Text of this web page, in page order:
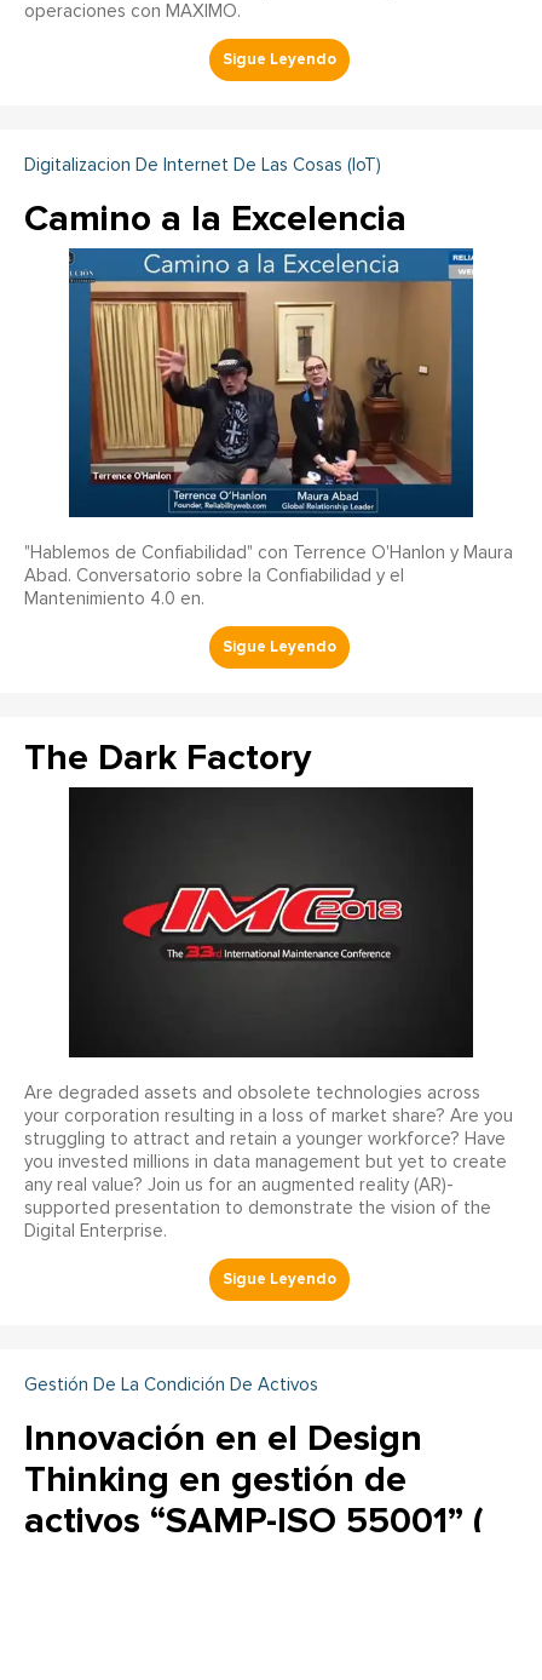
operaciones con MAXIMO.
Digitalizacion De Internet De Las Cosas (IoT)
Camino a la Excelencia
"Hablemos de Confiabilidad" con Terrence O'Hanlon y Maura
Abad. Conversatorio sobre la Confiabilidad y el
Mantenimiento 4.0 en.
The Dark Factory
Are degraded assets and obsolete technologies across
your corporation resulting in a loss of market share? Are you
struggling to attract and retain a younger workforce? Have
you invested millions in data management but yet to create
any real value? Join us for an augmented reality (AR)-
supported presentation to demonstrate the vision of the
Digital Enterprise.
Gestión De La Condición De Activos
Innovación en el Design
Thinking en gestión de
activos “SAMP-ISO 55001” (